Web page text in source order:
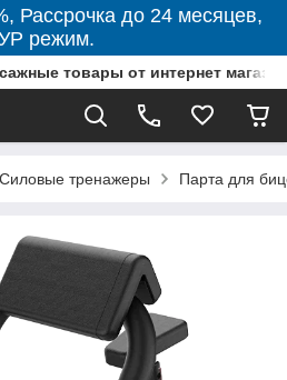
Рассрочка до 24 месяцев,
режим.
товары от интернет
Силовые тренажеры Парта для